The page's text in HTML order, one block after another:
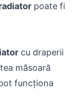
poate fi
cu draperii
măsoară
funcționa